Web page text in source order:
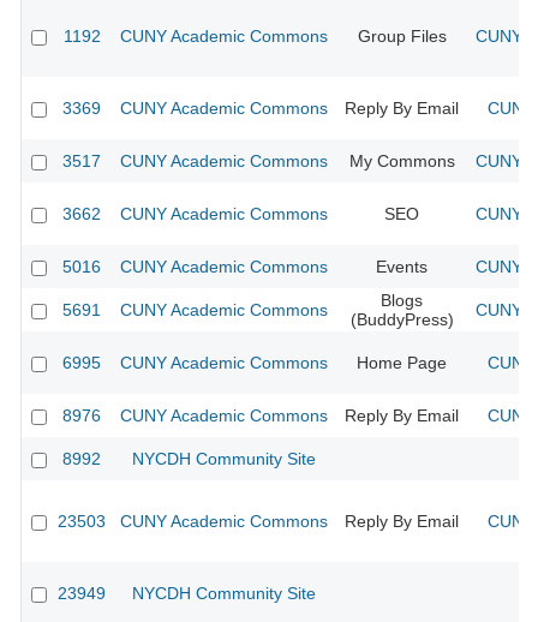
1192 CUNY Academic Commons Group Files CUNY
3369 CUNY Academic Commons Reply By Email
3517 CUNY Academic Commons My Commons CUNY
3662 CUNY Academic Commons SEO CUNY
5016 CUNY Academic Commons Events CUNY
5691 CUNY Academic Commons
Blogs
(BuddyPress)
CUNY
6995 CUNY Academic Commons Home Page
8976 CUNY Academic Commons Reply By Email
8992 NYCDH Community Site
23503 CUNY Academic Commons Reply By Email
23949 NYCDH Community Site